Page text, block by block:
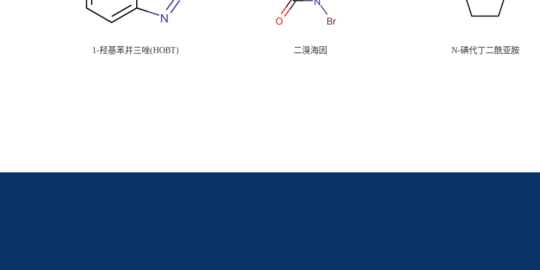
1-羟基苯并三唑(HOBT) 二溴海因 N-碘代丁二酰亚胺